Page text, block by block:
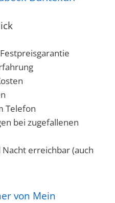
Telefon
bei zugefallenen
erreichbar (auch
von Mein